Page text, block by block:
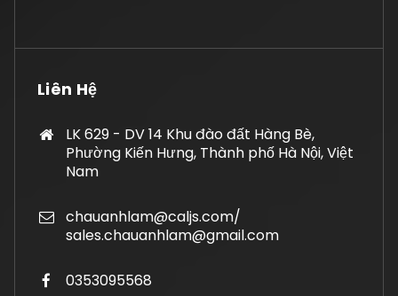
Liên Hệ
LK 629 - DV 14 Khu đào đất Hàng Bè,
Phường Kiến Hưng, Thành phố Hà Nội, Việt
Nam
chauanhlam@caljs.com/
sales.chauanhlam@gmail.com
0353095568